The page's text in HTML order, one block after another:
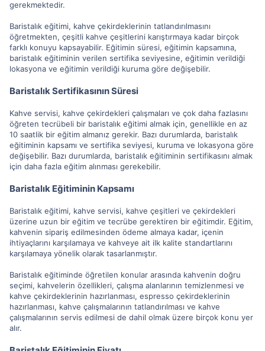
gerekmektedir.
Baristalık eğitimi, kahve çekirdeklerinin tatlandırılmasını
öğretmekten, çeşitli kahve çeşitlerini karıştırmaya kadar birçok
farklı konuyu kapsayabilir. Eğitimin süresi, eğitimin kapsamına,
baristalık eğitiminin verilen sertifika seviyesine, eğitimin verildiği
lokasyona ve eğitimin verildiği kuruma göre değişebilir.
Baristalık Sertifikasının Süresi
Kahve servisi, kahve çekirdekleri çalışmaları ve çok daha fazlasını
öğreten tecrübeli bir baristalık eğitimi almak için, genellikle en az
10 saatlik bir eğitim almanız gerekir. Bazı durumlarda, baristalık
eğitiminin kapsamı ve sertifika seviyesi, kuruma ve lokasyona göre
değişebilir. Bazı durumlarda, baristalık eğitiminin sertifikasını almak
için daha fazla eğitim alınması gerekebilir.
Baristalık Eğitiminin Kapsamı
Baristalık eğitimi, kahve servisi, kahve çeşitleri ve çekirdekleri
üzerine uzun bir eğitim ve tecrübe gerektiren bir eğitimdir. Eğitim,
kahvenin sipariş edilmesinden ödeme almaya kadar, içenin
ihtiyaçlarını karşılamaya ve kahveye ait ilk kalite standartlarını
karşılamaya yönelik olarak tasarlanmıştır.
Baristalık eğitiminde öğretilen konular arasında kahvenin doğru
seçimi, kahvelerin özellikleri, çalışma alanlarının temizlenmesi ve
kahve çekirdeklerinin hazırlanması, espresso çekirdeklerinin
hazırlanması, kahve çalışmalarının tatlandırılması ve kahve
çalışmalarının servis edilmesi de dahil olmak üzere birçok konu yer
alır.